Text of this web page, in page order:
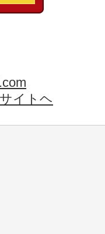
イトヘ